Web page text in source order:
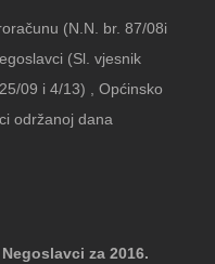
(N.N. br. 87/08i
(Sl. vjesnik
09 i 4/13) , Općinsko
održanoj dana
za 2016.